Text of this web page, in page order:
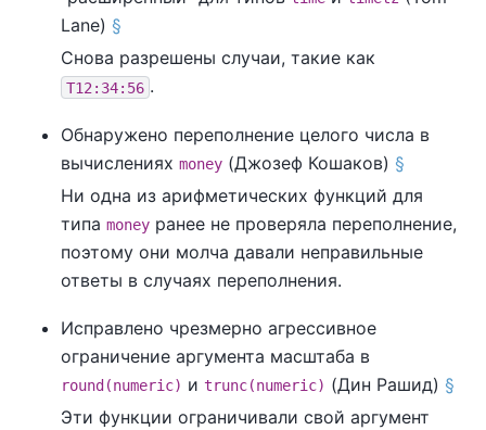
Lane) §
Снова разрешены случаи, такие как
T12:34:56 .
Обнаружено переполнение целого числа в
вычислениях money (Джозеф Кошаков) §
Ни одна из арифметических функций для
типа money ранее не проверяла переполнение,
поэтому они молча давали неправильные
ответы в случаях переполнения.
Исправлено чрезмерно агрессивное
ограничение аргумента масштаба в
round(numeric) и trunc(numeric) (Дин Рашид) §
Эти функции ограничивали свой аргумент